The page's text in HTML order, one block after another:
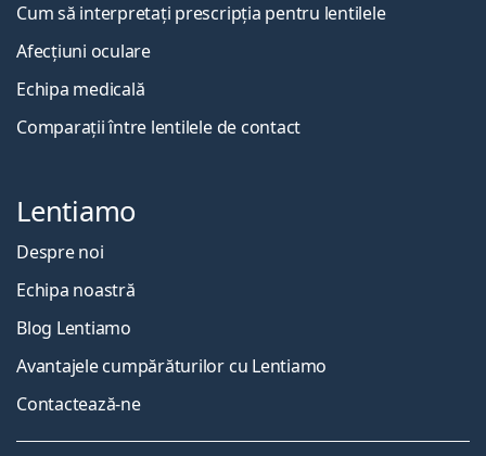
Cum să interpretați prescripția pentru lentilele
Afecțiuni oculare
Echipa medicală
Comparații între lentilele de contact
Lentiamo
Despre noi
Echipa noastră
Blog Lentiamo
Avantajele cumpărăturilor cu Lentiamo
Contactează-ne